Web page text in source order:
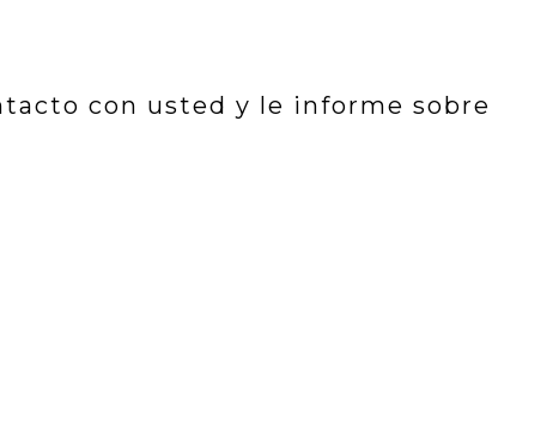
con usted y le informe sobre